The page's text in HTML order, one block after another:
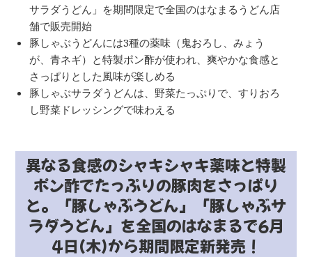
サラダうどん」を期間限定で全国のはなまるうどん店
舗で販売開始
豚しゃぶうどんには3種の薬味（鬼おろし、みょう
が、青ネギ）と特製ポン酢が使われ、爽やかな食感と
さっぱりとした風味が楽しめる
豚しゃぶサラダうどんは、野菜たっぷりで、すりおろ
し野菜ドレッシングで味わえる
異なる食感のシャキシャキ薬味と特製
ポン酢でたっぷりの豚肉をさっぱり
と。「豚しゃぶうどん」「豚しゃぶサ
ラダうどん」を全国のはなまるで6月
4日(木)から期間限定新発売！